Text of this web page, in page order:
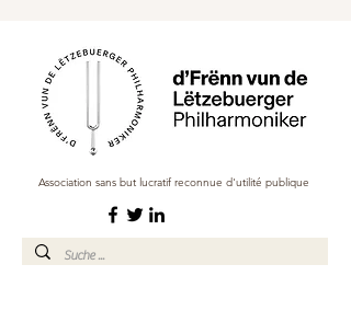
Association sans but lucratif reconnue d'utilité publique